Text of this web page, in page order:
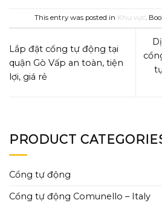
This entry was posted in Khu vực.
Lắp đặt cổng tự động tại
quận Gò Vấp an toàn, tiện
lợi, giá rẻ
PRODUCT
Cổng tự động
Cổng tự động Comunello – Italy